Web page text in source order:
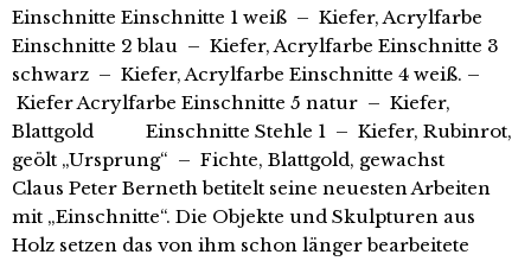
Einschnitte Einschnitte 1 weiß – Kiefer, Acrylfarbe
Einschnitte 2 blau – Kiefer, Acrylfarbe Einschnitte 3
schwarz – Kiefer, Acrylfarbe Einschnitte 4 weiß. –
Kiefer Acrylfarbe Einschnitte 5 natur – Kiefer,
Blattgold Einschnitte Stehle 1 – Kiefer, Rubinrot,
geölt „Ursprung“ – Fichte, Blattgold, gewachst
Claus Peter Berneth betitelt seine neuesten Arbeiten
mit „Einschnitte“. Die Objekte und Skulpturen aus
Holz setzen das von ihm schon länger bearbeitete